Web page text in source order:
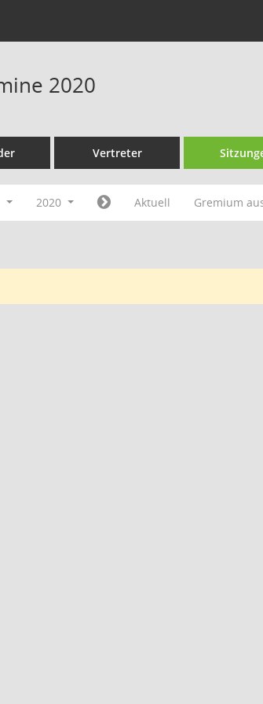
2020
Vertreter
2020 Aktuell Gremium